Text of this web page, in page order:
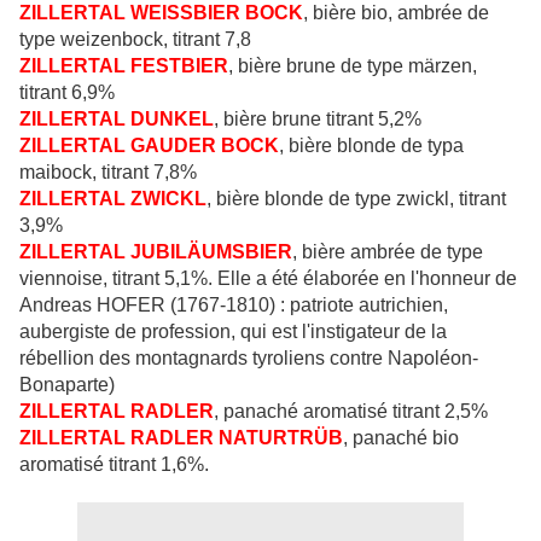
ZILLERTAL WEISSBIER BOCK, bière bio, ambrée de
type weizenbock, titrant 7,8
ZILLERTAL FESTBIER, bière brune de type märzen,
titrant 6,9%
ZILLERTAL DUNKEL, bière brune titrant 5,2%
ZILLERTAL GAUDER BOCK, bière blonde de typa
maibock, titrant 7,8%
ZILLERTAL ZWICKL, bière blonde de type zwickl, titrant
3,9%
ZILLERTAL JUBILÄUMSBIER, bière ambrée de type
viennoise, titrant 5,1%. Elle a été élaborée en l'honneur de
Andreas HOFER (1767-1810) : patriote autrichien,
aubergiste de profession, qui est l'instigateur de la
rébellion des montagnards tyroliens contre Napoléon-
Bonaparte)
ZILLERTAL RADLER, panaché aromatisé titrant 2,5%
ZILLERTAL RADLER NATURTRÜB, panaché bio
aromatisé titrant 1,6%.